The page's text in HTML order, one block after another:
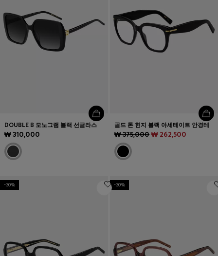
DOUBLE B 모노그램 블랙 선글라스
₩ 310,000
골드 톤 힌지 블랙 아세테이트 안경테
₩ 375,000 ₩ 262,500
-30% -30%